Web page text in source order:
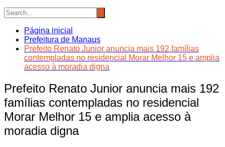
Página inicial
Prefeitura de Manaus
Prefeito Renato Junior anuncia mais 192 famílias
contempladas no residencial Morar Melhor 15 e amplia
acesso à moradia digna
Prefeito Renato Junior anuncia mais 192
famílias contempladas no residencial
Morar Melhor 15 e amplia acesso à
moradia digna